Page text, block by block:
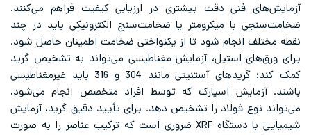
آزمایش‌های فنی دقت بیشتری در ارزیابی کیفیت فراهم می‌کنند.
ضخامت‌سنجی با میکرومتر یا ضخامت‌سنج الکترونیکی باید در چند
نقطه مختلف انجام شود تا از یکنواختی ضخامت اطمینان حاصل شود.
برای ورق‌های استیل، آزمایش مغناطیسی می‌تواند به تشخیص گرید
کمک کند؛ گریدهای آستنیتی مانند 304 و 316 باید غیرمغناطیسی
باشند. آزمایش اسپارک که توسط افراد متخصص انجام می‌شود،
می‌تواند نوع فولاد را تشخیص دهد. برای تأیید دقیق گرید، آزمایش
شیمیایی با دستگاه XRF ضروری است که ترکیب عناصر را به صورت